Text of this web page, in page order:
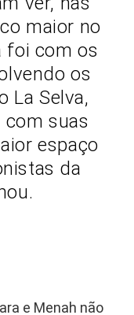
maior no
foi com os
os
La Selva,
com suas
espaço
da
e Menah não